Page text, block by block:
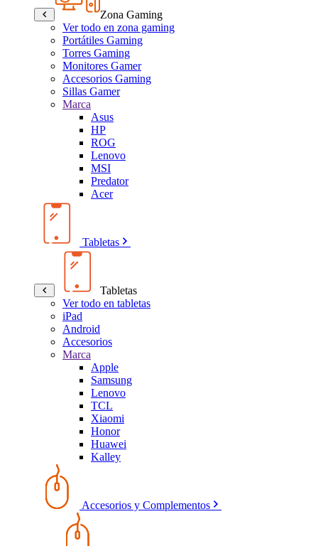
Zona Gaming
Ver todo en zona gaming
Portátiles Gaming
Torres Gaming
Monitores Gamer
Accesorios Gaming
Sillas Gamer
Marca
Asus
HP
ROG
Lenovo
MSI
Predator
Acer
Tabletas
Tabletas
Ver todo en tabletas
iPad
Android
Accesorios
Marca
Apple
Samsung
Lenovo
TCL
Xiaomi
Honor
Huawei
Kalley
Accesorios y Complementos